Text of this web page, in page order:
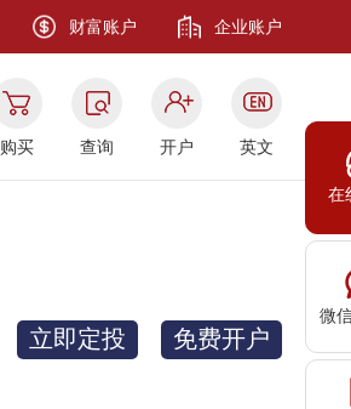
在
微
财富账户 企业账户
购买 查询 开户 英文
立即定投 免费开户